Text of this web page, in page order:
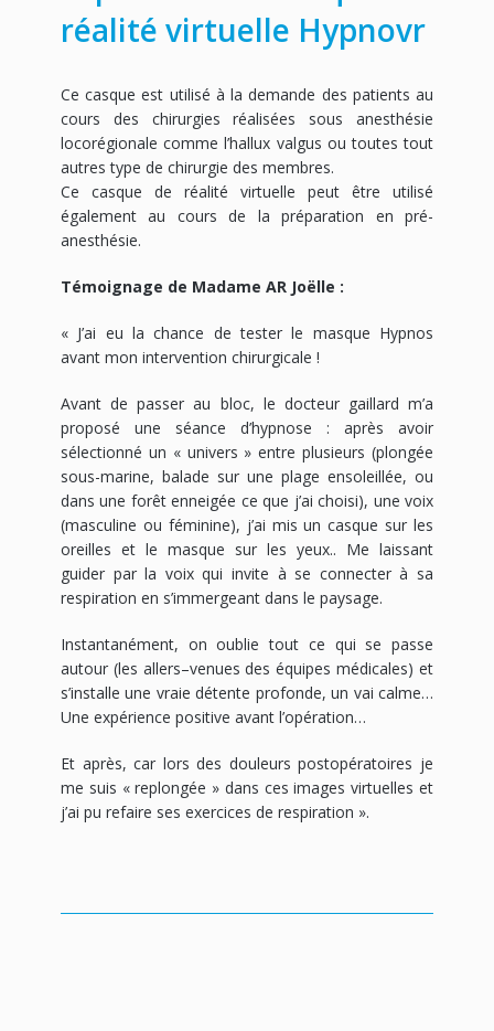
réalité virtuelle Hypnovr
Ce casque est utilisé à la demande des patients au
cours des chirurgies réalisées sous anesthésie
locorégionale comme l’hallux valgus ou toutes tout
autres type de chirurgie des membres.
Ce casque de réalité virtuelle peut être utilisé
également au cours de la préparation en pré-
anesthésie.
Témoignage de Madame AR Joëlle :
« J’ai eu la chance de tester le masque Hypnos
avant mon intervention chirurgicale !
Avant de passer au bloc, le docteur gaillard m’a
proposé une séance d’hypnose : après avoir
sélectionné un « univers » entre plusieurs (plongée
sous-marine, balade sur une plage ensoleillée, ou
dans une forêt enneigée ce que j’ai choisi), une voix
(masculine ou féminine), j’ai mis un casque sur les
oreilles et le masque sur les yeux.. Me laissant
guider par la voix qui invite à se connecter à sa
respiration en s’immergeant dans le paysage.
Instantanément, on oublie tout ce qui se passe
autour (les allers–venues des équipes médicales) et
s’installe une vraie détente profonde, un vai calme…
Une expérience positive avant l’opération…
Et après, car lors des douleurs postopératoires je
me suis « replongée » dans ces images virtuelles et
j’ai pu refaire ses exercices de respiration ».